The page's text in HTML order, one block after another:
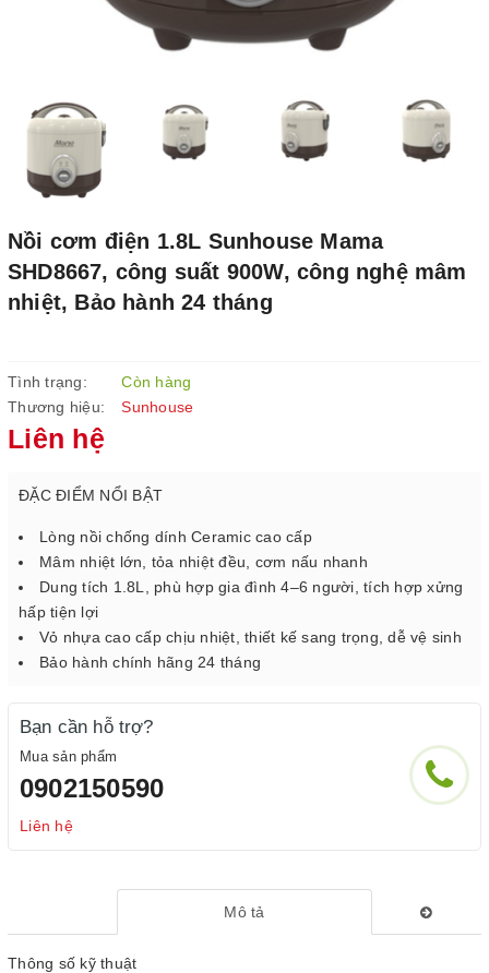
Nồi cơm điện 1.8L Sunhouse Mama
SHD8667, công suất 900W, công nghệ mâm
nhiệt, Bảo hành 24 tháng
Tình trạng:
Còn hàng
Thương hiệu:
Sunhouse
Liên hệ
ĐẶC ĐIỂM NỔI BẬT
Lòng nồi chống dính Ceramic cao cấp
Mâm nhiệt lớn, tỏa nhiệt đều, cơm nấu nhanh
Dung tích 1.8L, phù hợp gia đình 4–6 người, tích hợp xửng
hấp tiện lợi
Vỏ nhựa cao cấp chịu nhiệt, thiết kế sang trọng, dễ vệ sinh
Bảo hành chính hãng 24 tháng
Bạn cần hỗ trợ?
Mua sản phẩm
0902150590
Liên hệ
Mô tả
Thông số kỹ thuật